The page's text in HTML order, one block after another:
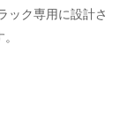
ック専用に設計さ